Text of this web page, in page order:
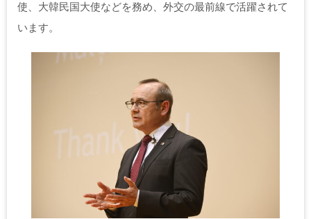
使、大韓民国大使などを務め、外交の最前線で活躍されて
います。